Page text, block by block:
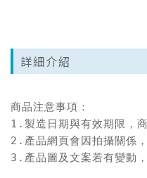
詳細介紹
商品注意事項：
1.製造日期與有效期限，
2.產品網頁會因拍攝關係
3.產品圖及文案若有變動